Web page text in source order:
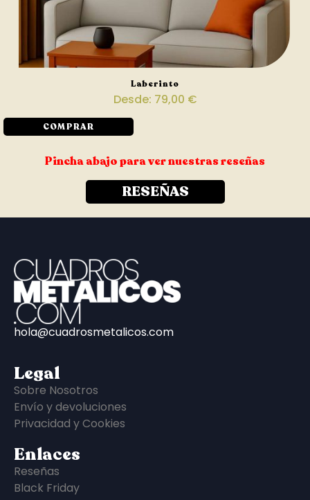
Laberinto
Desde: 79,00 €
COMPRAR
Pincha abajo para ver nuestras reseñas
RESEÑAS
hola@cuadrosmetalicos.com
Legal
Sobre Nosotros
Envío y devoluciones
Privacidad y Cookies
Enlaces
Reseñas
Black Friday